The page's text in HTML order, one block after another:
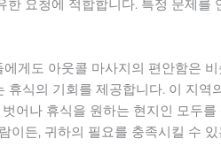
요청에 적합합니다. 특정 문제를
게도 아웃콜 마사지의 편안함은
식의 기회를 제공합니다. 이 지역
어나 휴식을 원하는 현지인 모두
든, 귀하의 필요를 충족시킬 수